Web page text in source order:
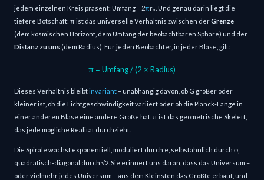
jedem einzelnen Kreis präsent: Umfang = 2πrₙ. Und genau darin liegt die
tiefere Botschaft: π ist das universelle Verhältnis zwischen derGrenze
(dem kosmischen Horizont, dem Umfang der beobachtbaren Sphäre) und der
Distanz zu uns (dem Radius). Für jeden Beobachter, in jeder Blase, gilt:
π = Umfang / (2 × Radius)
Dieses Verhältnis bleibtinvariant – unabhängig davon, ob G größer oder
kleiner ist, ob die Lichtgeschwindigkeit variiert oder ob die Planck-Länge in
einer anderen Blase eine andere Größe hat. π ist das geometrische Skelett,
das jede mögliche Realität durchzieht.
Die Spirale wächst exponentiell, moduliert durch e, selbstähnlich durch φ,
quadratisch-diagonal durch √2. Sie erinnert uns daran, dass das Universum –
oder vielmehr jedes Universum – aus dem Kleinsten das Größte erbaut, und